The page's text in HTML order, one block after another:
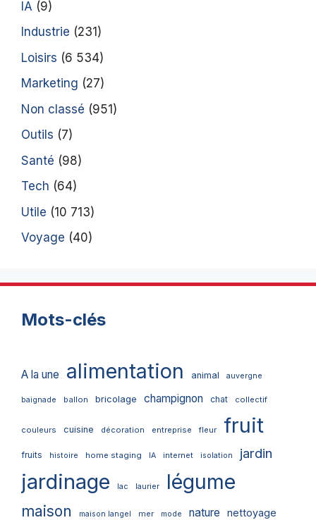
IA (9)
Industrie (231)
Loisirs (6 534)
Marketing (27)
Non classé (951)
Outils (7)
Santé (98)
Tech (64)
Utile (10 713)
Voyage (40)
Mots-clés
A la une alimentation animal auvergne
baignade ballon bricolage champignon chat collectif
couleurs cuisine décoration entreprise fleur fruit
fruits histoire home staging IA internet isolation jardin
jardinage lac laurier légume
maison maison langel mer mode nature nettoyage